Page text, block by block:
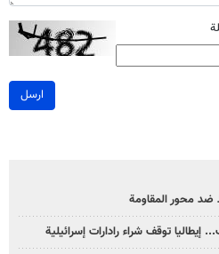
ارسل
محور المقاومة
توقف شراء رادارات إسرائيلية